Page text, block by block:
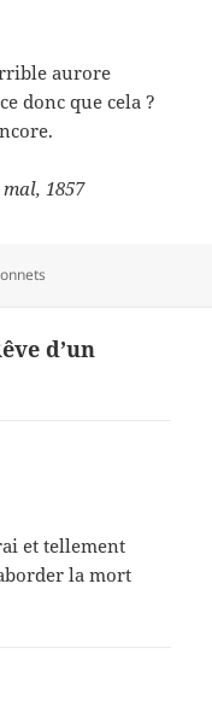
aurore
donc que cela ?
1857
d’un
et tellement
la mort